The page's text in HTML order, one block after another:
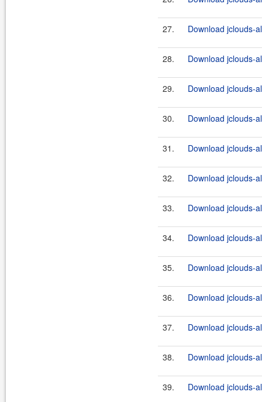
27. Download jclouds-
28. Download jclouds-
29. Download jclouds-
30. Download jclouds-
31. Download jclouds-
32. Download jclouds-
33. Download jclouds-
34. Download jclouds-
35. Download jclouds-
36. Download jclouds-
37. Download jclouds-
38. Download jclouds-
39. Download jclouds-